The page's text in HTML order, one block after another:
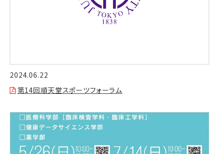
2024.06.22
第14回順天堂スポーツフォーラム